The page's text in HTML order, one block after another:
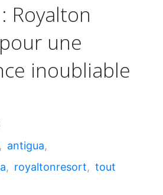
Royalton
une
inoubliable
, antigua,
, royaltonresort, tout